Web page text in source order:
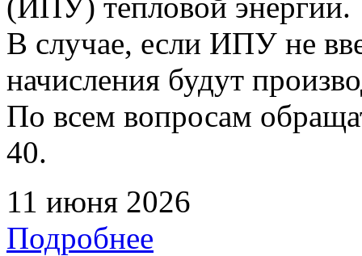
В случае, если ИПУ не
начисления будут
По всем вопросам
40.
11 июня 2026
Подробнее